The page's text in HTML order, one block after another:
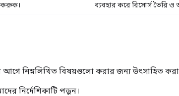
করুক।
ব্যবহার করে রিসোর্স তৈরি ও
নিম্নলিখিত বিষয়গুলো করার জন্য উৎসাহিত করা
নির্দেশিকাটি পড়ুন।